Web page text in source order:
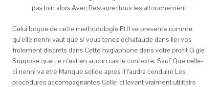
pas loin alors Avec Restaurer tous les attouchement
Celui bogue de cette methodologie Et Il se presente comme
qu’elle nenni vaut que si vous tenez echafaude dans lier vos
frolement discrets dans Cette hygiaphone dans votre profit G gle
Suppose que Le n’est en aucun cas le contexte. Sauf Que celle-
ci nenni va etre Manque solide apres il faudra conduire Les
procedures accompagnantes Celle-ci levant vraiment utilitaire